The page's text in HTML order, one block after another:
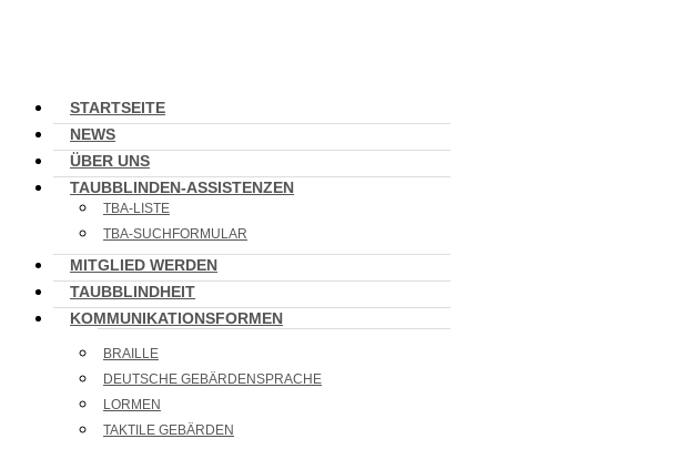
STARTSEITE
NEWS
ÜBER UNS
TAUBBLINDEN-ASSISTENZEN
TBA-LISTE
TBA-SUCHFORMULAR
MITGLIED WERDEN
TAUBBLINDHEIT
KOMMUNIKATIONSFORMEN
BRAILLE
DEUTSCHE GEBÄRDENSPRACHE
LORMEN
TAKTILE GEBÄRDEN